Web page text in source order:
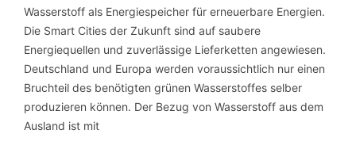
Wasserstoff als Energiespeicher für erneuerbare Energien.
Die Smart Cities der Zukunft sind auf saubere
Energiequellen und zuverlässige Lieferketten angewiesen.
Deutschland und Europa werden voraussichtlich nur einen
Bruchteil des benötigten grünen Wasserstoffes selber
produzieren können. Der Bezug von Wasserstoff aus dem
Ausland ist mit